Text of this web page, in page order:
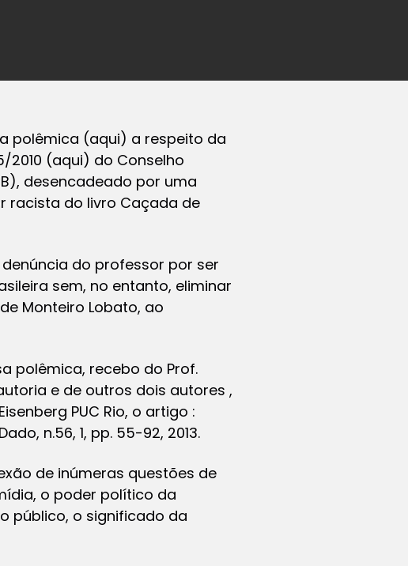
polêmica (aqui) a respeito da
2010 (aqui) do Conselho
desencadeado por uma
racista do livro Caçada de
do professor por ser
sem, no entanto, eliminar
Monteiro Lobato, ao
polêmica, recebo do Prof.
e de outros dois autores ,
PUC Rio, o artigo :
n.56, 1, pp. 55-92, 2013.
de inúmeras questões de
o poder político da
público, o significado da